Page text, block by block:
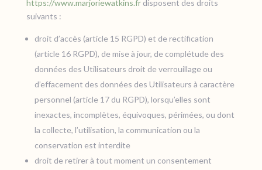
https://www.marjoriewatkins.frdisposent des droits
suivants :
droit d’accès (article 15 RGPD) et de rectification
(article 16 RGPD), de mise à jour, de complétude des
données des Utilisateurs droit de verrouillage ou
d’effacement des données des Utilisateurs à caractère
personnel (article 17 du RGPD), lorsqu’elles sont
inexactes, incomplètes, équivoques, périmées, ou dont
la collecte, l’utilisation, la communication ou la
conservation est interdite
droit de retirer à tout moment un consentement